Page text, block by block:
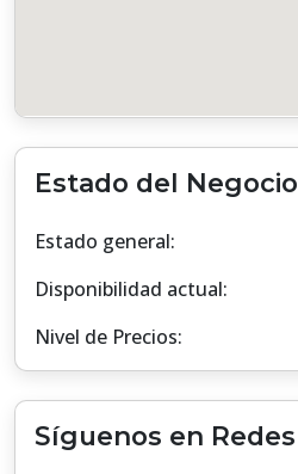
Estado del Negocio
Estado general:
Disponibilidad actual:
Nivel de Precios:
Síguenos en Redes